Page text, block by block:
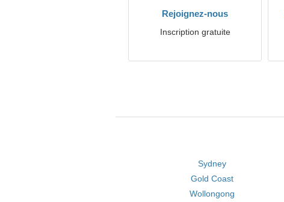
Rejoignez-nous
Inscription gratuite
Sydney
Gold Coast
Wollongong